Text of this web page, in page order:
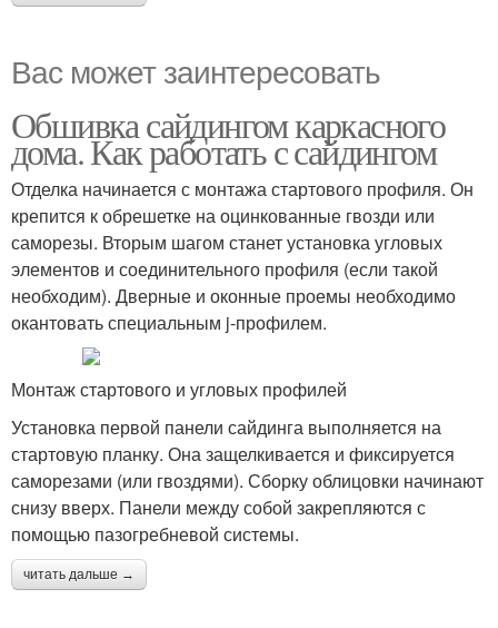
Вас может заинтересовать
Обшивка сайдингом каркасного
дома. Как работать с сайдингом
Отделка начинается с монтажа стартового профиля. Он
крепится к обрешетке на оцинкованные гвозди или
саморезы. Вторым шагом станет установка угловых
элементов и соединительного профиля (если такой
необходим). Дверные и оконные проемы необходимо
окантовать специальным j-профилем.
Монтаж стартового и угловых профилей
Установка первой панели сайдинга выполняется на
стартовую планку. Она защелкивается и фиксируется
саморезами (или гвоздями). Сборку облицовки начинают
снизу вверх. Панели между собой закрепляются с
помощью пазогребневой системы.
читать дальше →